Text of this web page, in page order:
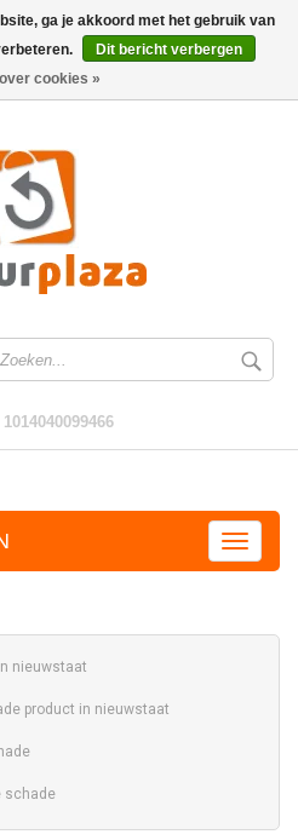
1014040099466
nieuwstaat
product in nieuwstaat
schade
ga je akkoord met het gebruik van
Dit bericht verbergen
cookies »